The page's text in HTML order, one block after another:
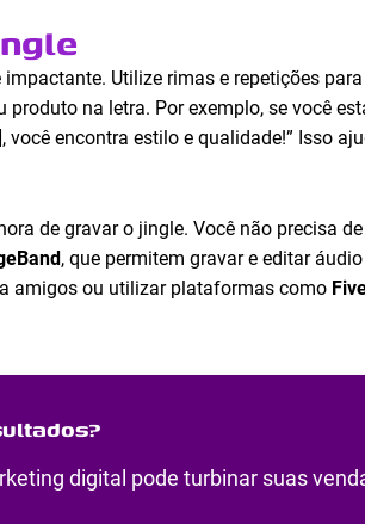
Utilize rimas e repetições
na letra. Por exemplo, se você
encontra estilo e qualidade!” Isso
de gravar o jingle. Você não precisa
, que permitem gravar e editar
amigos ou utilizar plataformas como
digital pode turbinar suas